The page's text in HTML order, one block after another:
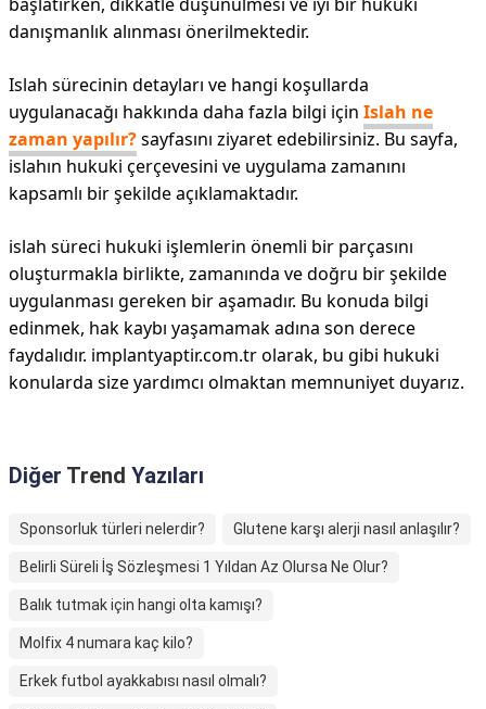
danışmanlık alınması önerilmektedir.
Islah sürecinin detayları ve hangi koşullarda
uygulanacağı hakkında daha fazla bilgi için Islah ne
zaman yapılır?sayfasını ziyaret edebilirsiniz. Bu sayfa,
islahın hukuki çerçevesini ve uygulama zamanını
kapsamlı bir şekilde açıklamaktadır.
islah süreci hukuki işlemlerin önemli bir parçasını
oluşturmakla birlikte, zamanında ve doğru bir şekilde
uygulanması gereken bir aşamadır. Bu konuda bilgi
edinmek, hak kaybı yaşamamak adına son derece
faydalıdır. implantyaptir.com.tr olarak, bu gibi hukuki
konularda size yardımcı olmaktan memnuniyet duyarız.
Diğer Trend Yazıları
Sponsorluk türleri nelerdir? Glutene karşı alerji nasıl anlaşılır?
Belirli Süreli İş Sözleşmesi 1 Yıldan Az Olursa Ne Olur?
Balık tutmak için hangi olta kamışı?
Molfix 4 numara kaç kilo?
Erkek futbol ayakkabısı nasıl olmalı?